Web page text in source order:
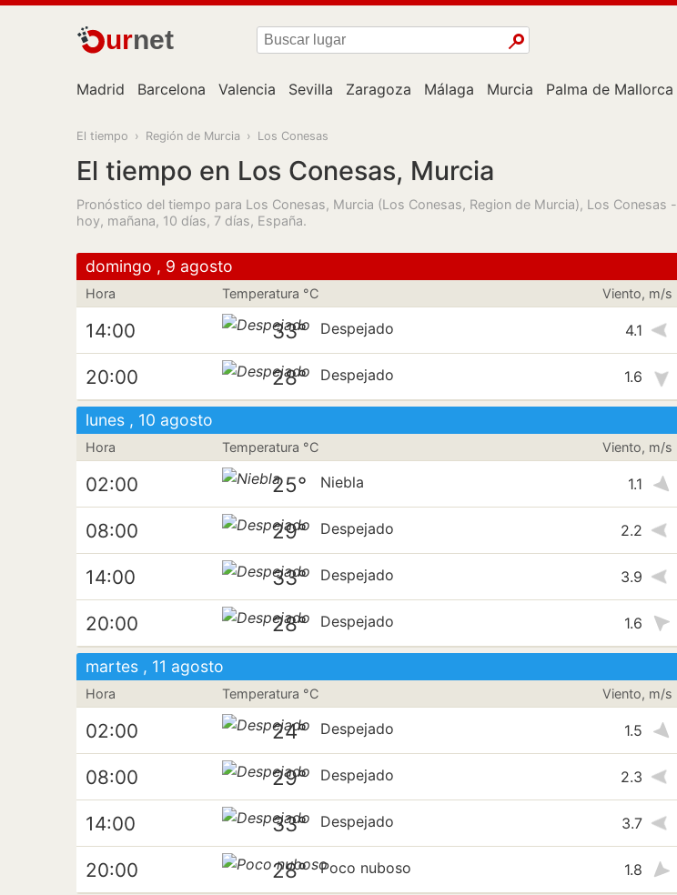
urnet
Madrid Barcelona Valencia Sevilla Zaragoza Málaga Murcia Palma de Mallorca
El tiempo › Región de Murcia › Los Conesas
El tiempo en Los Conesas, Murcia
Pronóstico del tiempo para Los Conesas, Murcia (Los Conesas, Region de Murcia), Los Conesas -
hoy, mañana, 10 días, 7 días, España.
domingo , 9 agosto
Hora Temperatura °C Viento, m/s
14:00 33° Despejado 4.1
20:00 28° Despejado 1.6
lunes , 10 agosto
Hora Temperatura °C Viento, m/s
02:00 25° Niebla 1.1
08:00 29° Despejado 2.2
14:00 33° Despejado 3.9
20:00 28° Despejado 1.6
martes , 11 agosto
Hora Temperatura °C Viento, m/s
02:00 24° Despejado 1.5
08:00 29° Despejado 2.3
14:00 33° Despejado 3.7
20:00 28° Poco nuboso 1.8